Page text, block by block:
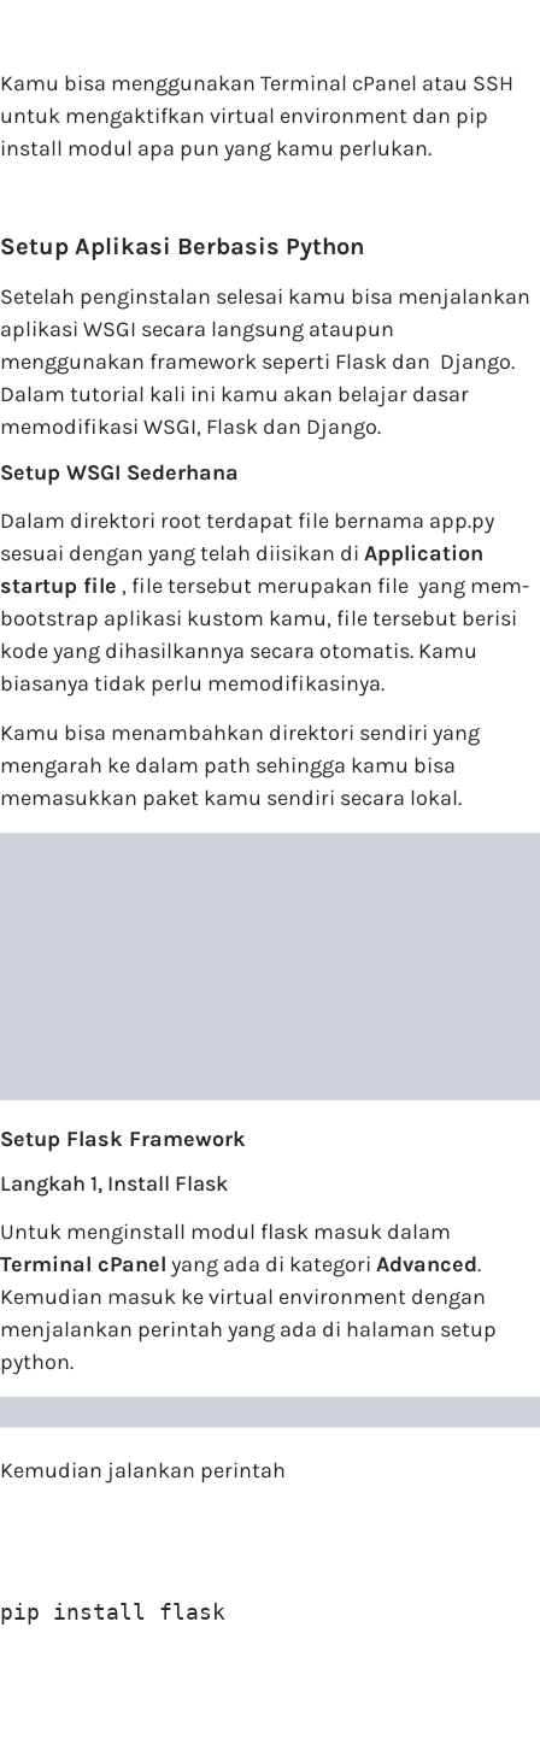
Kamu bisa menggunakan Terminal cPanel atau SSH
untuk mengaktifkan virtual environment dan pip
install modul apa pun yang kamu perlukan.
Setup Aplikasi Berbasis Python
Setelah penginstalan selesai kamu bisa menjalankan
aplikasi WSGI secara langsung ataupun
menggunakan framework seperti Flask dan Django.
Dalam tutorial kali ini kamu akan belajar dasar
memodifikasi WSGI, Flask dan Django.
Setup WSGI Sederhana
Dalam direktori root terdapat file bernama app.py
sesuai dengan yang telah diisikan di Application
startup file , file tersebut merupakan file yang mem-
bootstrap aplikasi kustom kamu, file tersebut berisi
kode yang dihasilkannya secara otomatis. Kamu
biasanya tidak perlu memodifikasinya.
Kamu bisa menambahkan direktori sendiri yang
mengarah ke dalam path sehingga kamu bisa
memasukkan paket kamu sendiri secara lokal.
Setup Flask Framework
Langkah 1, Install Flask
Untuk menginstall modul flask masuk dalam
Terminal cPanel yang ada di kategori Advanced.
Kemudian masuk ke virtual environment dengan
menjalankan perintah yang ada di halaman setup
python.
Kemudian jalankan perintah
pip install flask